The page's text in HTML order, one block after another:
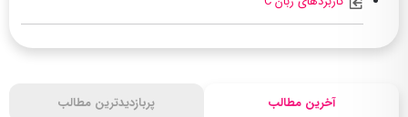
آخرین مطالب پربازدیدترین مطالب